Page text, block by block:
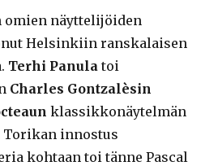
näyttelijöiden
Helsinkiin ranskalaisen
Terhi Panula toi
Charles Gontzalèsin
klassikkonäytelmän
Torikan innostus
kohtaan toi tänne Pascal